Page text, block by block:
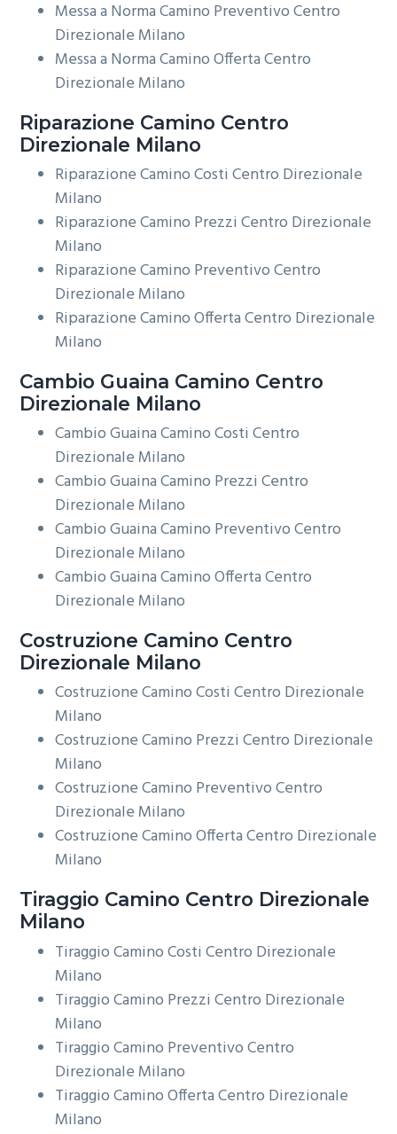
Messa a Norma Camino Preventivo Centro
Direzionale Milano
Messa a Norma Camino Offerta Centro
Direzionale Milano
Riparazione Camino Centro
Direzionale Milano
Riparazione Camino Costi Centro Direzionale
Milano
Riparazione Camino Prezzi Centro Direzionale
Milano
Riparazione Camino Preventivo Centro
Direzionale Milano
Riparazione Camino Offerta Centro Direzionale
Milano
Cambio Guaina Camino Centro
Direzionale Milano
Cambio Guaina Camino Costi Centro
Direzionale Milano
Cambio Guaina Camino Prezzi Centro
Direzionale Milano
Cambio Guaina Camino Preventivo Centro
Direzionale Milano
Cambio Guaina Camino Offerta Centro
Direzionale Milano
Costruzione Camino Centro
Direzionale Milano
Costruzione Camino Costi Centro Direzionale
Milano
Costruzione Camino Prezzi Centro Direzionale
Milano
Costruzione Camino Preventivo Centro
Direzionale Milano
Costruzione Camino Offerta Centro Direzionale
Milano
Tiraggio Camino Centro Direzionale
Milano
Tiraggio Camino Costi Centro Direzionale
Milano
Tiraggio Camino Prezzi Centro Direzionale
Milano
Tiraggio Camino Preventivo Centro
Direzionale Milano
Tiraggio Camino Offerta Centro Direzionale
Milano